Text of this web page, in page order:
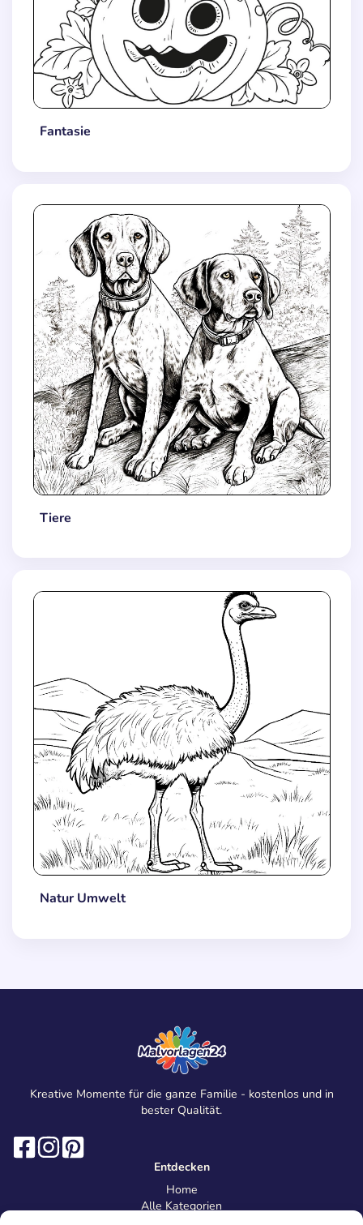
Fantasie
Tiere
Natur Umwelt
Kreative Momente für die ganze Familie - kostenlos und in
bester Qualität.
Entdecken
Home
Alle Kategorien